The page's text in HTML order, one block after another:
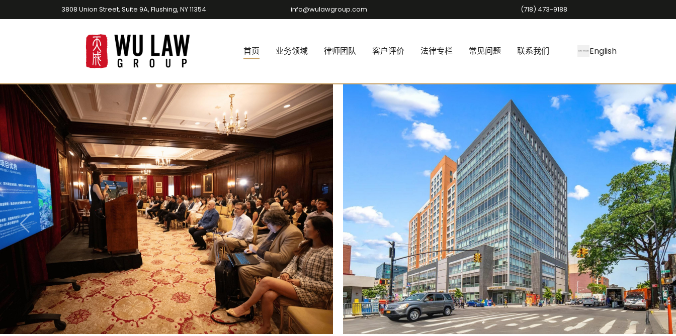
3808 Union Street, Suite 9A, Flushing, NY 11354 info@wulawgroup.com (718) 473-9188
首页 业务领域 律师团队 客户评价 法律专栏 常见问题 联系我们 English